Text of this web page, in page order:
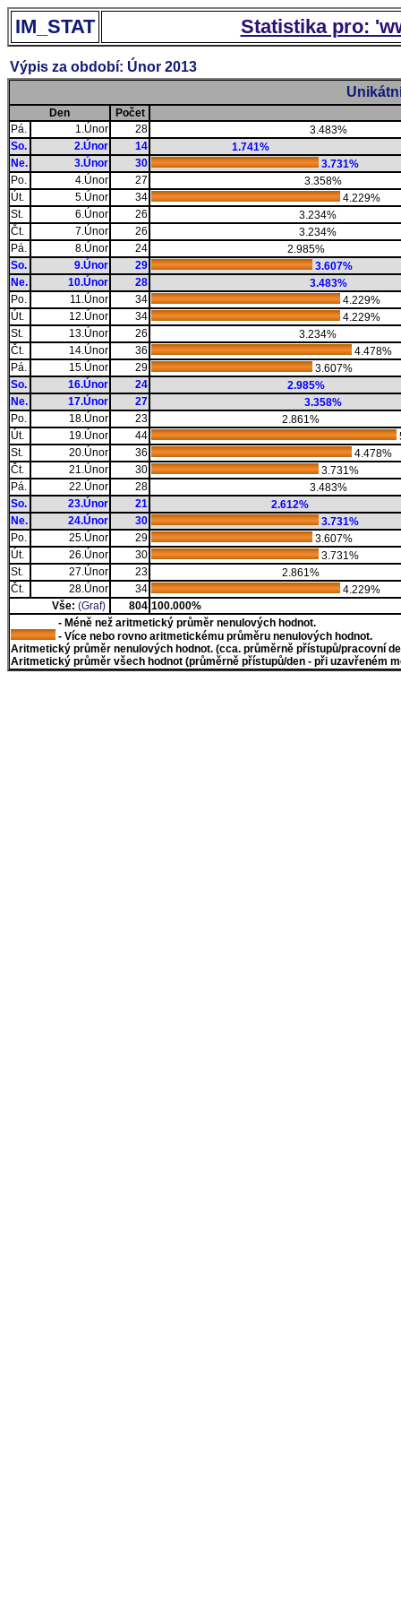
IM_STAT Statistika pro:
Výpis za období: Únor 2013
Den
Počet
Pá.
1.Únor 28
3.483%
So.
2.Únor 14
1.741%
Ne.
3.Únor 30
3.731%
Po.
4.Únor 27
3.358%
Út.
5.Únor 34
4.229%
St.
6.Únor 26
3.234%
Čt.
7.Únor 26
3.234%
Pá.
8.Únor 24
2.985%
So.
9.Únor 29
3.607%
Ne.
10.Únor 28
3.483%
Po.
11.Únor 34
4.229%
Út.
12.Únor 34
4.229%
St.
13.Únor 26
3.234%
Čt.
14.Únor 36
4.478%
Pá.
15.Únor 29
3.607%
So.
16.Únor 24
2.985%
Ne.
17.Únor 27
3.358%
Po.
18.Únor 23
2.861%
Út.
19.Únor 44
St.
20.Únor 36
4.478%
Čt.
21.Únor 30
3.731%
Pá.
22.Únor 28
3.483%
So.
23.Únor 21
2.612%
Ne.
24.Únor 30
3.731%
Po.
25.Únor 29
3.607%
Út.
26.Únor 30
3.731%
St.
27.Únor 23
2.861%
Čt.
28.Únor 34
4.229%
Vše: (Graf) 804 100.000%
- Méně než aritmetický průměr nenulových hodnot.
- Více nebo rovno aritmetickému průměru nenulových hodnot.
Aritmetický průměr nenulových hodnot. (cca. průměrně přístupů/pracovní
Aritmetický průměr všech hodnot (průměrně přístupů/den - při uzavřeném